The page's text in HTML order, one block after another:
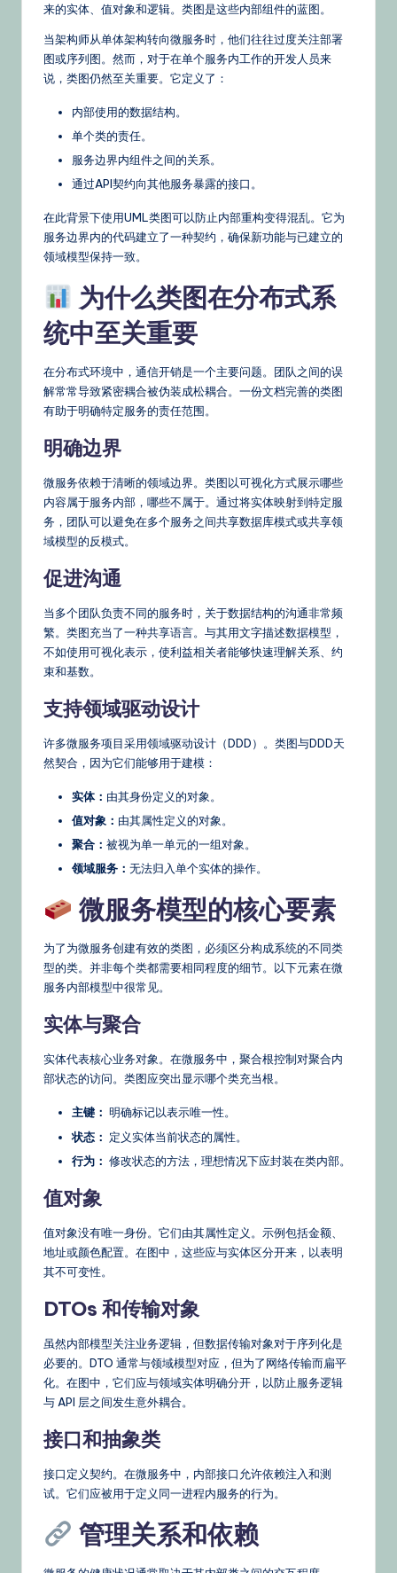
&
p
d
来的实体、值对象和逻辑。类图是这些内部组件的蓝图。
当架构师从单体架构转向微服务时，他们往往过度关注部署
图或序列图。然而，对于在单个服务内工作的开发人员来
说，类图仍然至关重要。它定义了：
内部使用的数据结构。
单个类的责任。
服务边界内组件之间的关系。
通过API契约向其他服务暴露的接口。
在此背景下使用UML类图可以防止内部重构变得混乱。它为
服务边界内的代码建立了一种契约，确保新功能与已建立的
领域模型保持一致。
为什么类图在分布式系
统中至关重要
在分布式环境中，通信开销是一个主要问题。团队之间的误
解常常导致紧密耦合被伪装成松耦合。一份文档完善的类图
有助于明确特定服务的责任范围。
明确边界
微服务依赖于清晰的领域边界。类图以可视化方式展示哪些
内容属于服务内部，哪些不属于。通过将实体映射到特定服
务，团队可以避免在多个服务之间共享数据库模式或共享领
域模型的反模式。
促进沟通
当多个团队负责不同的服务时，关于数据结构的沟通非常频
繁。类图充当了一种共享语言。与其用文字描述数据模型，
不如使用可视化表示，使利益相关者能够快速理解关系、约
束和基数。
支持领域驱动设计
许多微服务项目采用领域驱动设计（DDD）。类图与DDD天
然契合，因为它们能够用于建模：
实体： 由其身份定义的对象。
值对象： 由其属性定义的对象。
聚合： 被视为单一单元的一组对象。
领域服务： 无法归入单个实体的操作。
微服务模型的核心要素
为了为微服务创建有效的类图，必须区分构成系统的不同类
型的类。并非每个类都需要相同程度的细节。以下元素在微
服务内部模型中很常见。
实体与聚合
实体代表核心业务对象。在微服务中，聚合根控制对聚合内
部状态的访问。类图应突出显示哪个类充当根。
主键： 明确标记以表示唯一性。
状态： 定义实体当前状态的属性。
行为： 修改状态的方法，理想情况下应封装在类内部。
值对象
值对象没有唯一身份。它们由其属性定义。示例包括金额、
地址或颜色配置。在图中，这些应与实体区分开来，以表明
其不可变性。
DTOs 和传输对象
虽然内部模型关注业务逻辑，但数据传输对象对于序列化是
必要的。DTO 通常与领域模型对应，但为了网络传输而扁平
化。在图中，它们应与领域实体明确分开，以防止服务逻辑
与 API 层之间发生意外耦合。
接口和抽象类
接口定义契约。在微服务中，内部接口允许依赖注入和测
试。它们应被用于定义同一进程内服务的行为。
管理关系和依赖